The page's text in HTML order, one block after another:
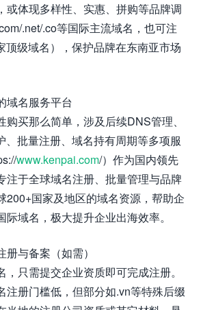
或体现多样性、实惠、拼购等品牌调
.net/.co等国际主流域名，也可注
顶级域名），保护品牌在东南亚市场
域名服务平台
买那么简单，涉及后续DNS管理、
、批量注册、域名持有周期等多项服
www.kenpai.com/）作为国内领先
注于全球域名注册、批量管理与品牌
200+国家及地区的域名资源，帮助企
域名，极大提升企业出海效率。
册与备案（如需）
只需提交企业资质即可完成注册。
注册门槛低，但部分如.vn等特殊后缀